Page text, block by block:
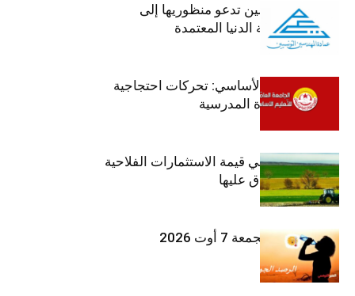
عمادة المهندسين تدعو منظوريها إلى
احترام التعريفة الدنيا المعتمدة
جامعة التعليم الأساسي: تحركات احتجاجية
تزامنا مع العودة المدرسية
ارتفاع بـ15% في قيمة الاستثمارات الفلاحية
الخاصة المصادق عليها
طقس اليوم الجمعة 7 أوت 2026